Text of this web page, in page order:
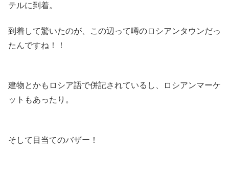
テルに到着。
到着して驚いたのが、この辺って噂のロシアンタウンだっ
たんですね！！
建物とかもロシア語で併記されているし、ロシアンマーケ
ットもあったり。
そして目当てのバザー！